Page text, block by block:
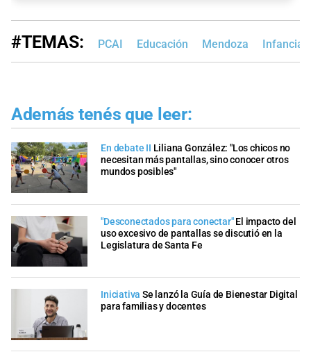
#TEMAS: PCAI Educación Mendoza Infancias
Además tenés que leer:
En debate II Liliana González: "Los chicos no
necesitan más pantallas, sino conocer otros
mundos posibles"
"Desconectados para conectar" El impacto del
uso excesivo de pantallas se discutió en la
Legislatura de Santa Fe
Iniciativa Se lanzó la Guía de Bienestar Digital
para familias y docentes